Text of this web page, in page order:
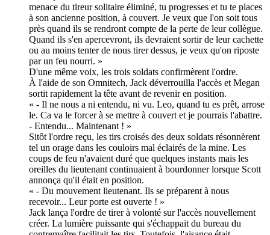
menace du tireur solitaire éliminé, tu progresses et tu te places
à son ancienne position, à couvert. Je veux que l'on soit tous
près quand ils se rendront compte de la perte de leur collègue.
Quand ils s'en apercevront, ils devraient sortir de leur cachette
ou au moins tenter de nous tirer dessus, je veux qu'on riposte
par un feu nourri. »
D'une même voix, les trois soldats confirmèrent l'ordre.
À l'aide de son Omnitech, Jack déverrouilla l'accès et Megan
sortit rapidement la tête avant de revenir en position.
« - Il ne nous a ni entendu, ni vu. Leo, quand tu es prêt, arrose
le. Ca va le forcer à se mettre à couvert et je pourrais l'abattre.
- Entendu... Maintenant ! »
Sitôt l'ordre reçu, les tirs croisés des deux soldats résonnèrent
tel un orage dans les couloirs mal éclairés de la mine. Les
coups de feu n'avaient duré que quelques instants mais les
oreilles du lieutenant continuaient à bourdonner lorsque Scott
annonça qu'il était en position.
« - Du mouvement lieutenant. Ils se préparent à nous
recevoir... Leur porte est ouverte ! »
Jack lança l'ordre de tirer à volonté sur l'accès nouvellement
créer. La lumière puissante qui s'échappait du bureau du